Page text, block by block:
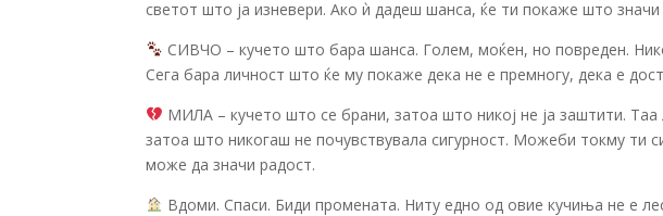
светот што ја изневери. Ако ѝ дадеш шанса, ќе ти покаже што значи
СИВЧО – кучето што бара шанса. Голем, моќен, но повреден.
Сега бара личност што ќе му покаже дека не е премногу, дека е
МИЛА – кучето што се брани, затоа што никој не ја заштити.
затоа што никогаш не почувствувала сигурност. Можеби токму ти
може да значи радост.
Вдоми. Спаси. Биди промената. Ниту едно од овие кучиња не е